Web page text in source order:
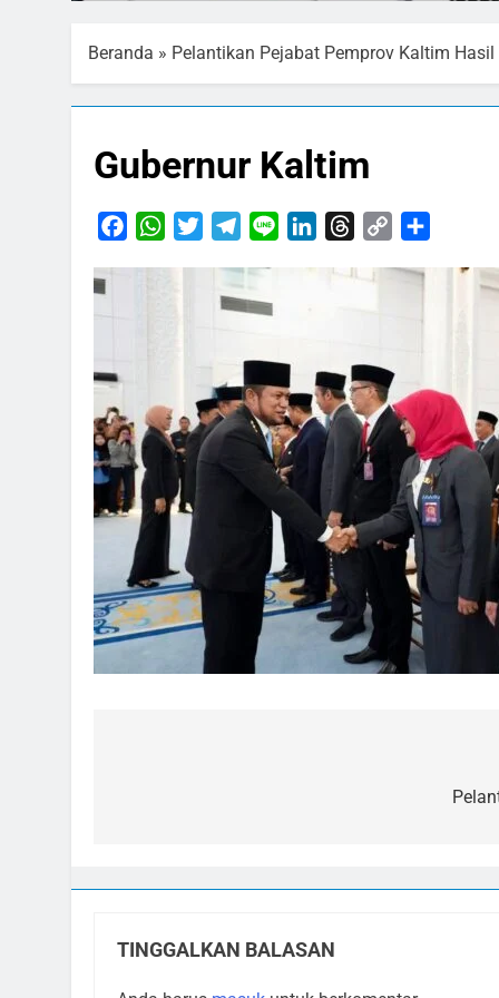
Beranda » Pelantikan Pejabat Pemprov Kaltim
Gubernur Kaltim
FacebookWhatsApp
TwitterTelegram
Line LinkedInThreads
Copy
TINGGALKAN BALASAN